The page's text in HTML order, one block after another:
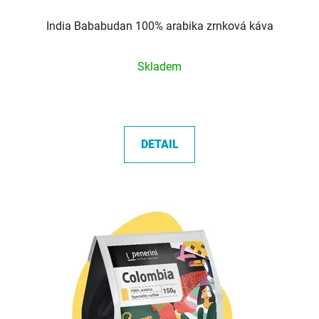
India Bababudan 100% arabika zrnková káva
hodnocení
5,0
z
Skladem
DETAIL